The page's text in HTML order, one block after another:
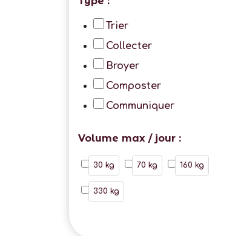
Trier
Collecter
Broyer
Composter
Communiquer
Volume max / jour :
30 kg 70 kg 160 kg
330 kg